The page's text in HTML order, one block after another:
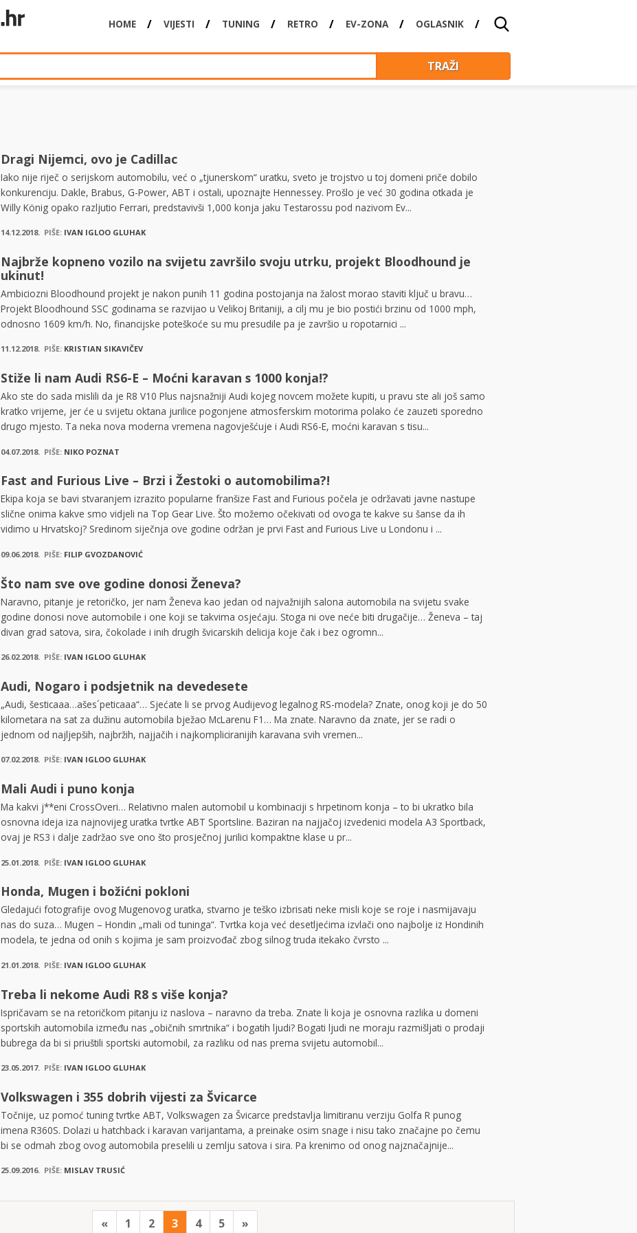
HOME VIJESTI TUNING RETRO EV-ZONA OGLASNIK
Dragi Nijemci, ovo je Cadillac
Iako nije riječ o serijskom automobilu, već o „tjunerskom“ uratku, sveto je trojstvo u toj domeni priče dobilo
konkurenciju. Dakle, Brabus, G-Power, ABT i ostali, upoznajte Hennessey. Prošlo je već 30 godina otkada je
Willy König opako razljutio Ferrari, predstavivši 1,000 konja jaku Testarossu pod nazivom Ev...
14.12.2018. PIŠE: IVAN IGLOO GLUHAK
Najbrže kopneno vozilo na svijetu završilo svoju utrku, projekt Bloodhound je
ukinut!
Ambiciozni Bloodhound projekt je nakon punih 11 godina postojanja na žalost morao staviti ključ u bravu…
Projekt Bloodhound SSC godinama se razvijao u Velikoj Britaniji, a cilj mu je bio postići brzinu od 1000 mph,
odnosno 1609 km/h. No, financijske poteškoće su mu presudile pa je završio u ropotarnici ...
11.12.2018. PIŠE: KRISTIAN SIKAVIČEV
Stiže li nam Audi RS6-E – Moćni karavan s 1000 konja!?
Ako ste do sada mislili da je R8 V10 Plus najsnažniji Audi kojeg novcem možete kupiti, u pravu ste ali još samo
kratko vrijeme, jer će u svijetu oktana jurilice pogonjene atmosferskim motorima polako će zauzeti sporedno
drugo mjesto. Ta neka nova moderna vremena nagovješćuje i Audi RS6-E, moćni karavan s tisu...
04.07.2018. PIŠE: NIKO POZNAT
Fast and Furious Live – Brzi i Žestoki o automobilima?!
Ekipa koja se bavi stvaranjem izrazito popularne franšize Fast and Furious počela je održavati javne nastupe
slične onima kakve smo vidjeli na Top Gear Live. Što možemo očekivati od ovoga te kakve su šanse da ih
vidimo u Hrvatskoj? Sredinom siječnja ove godine održan je prvi Fast and Furious Live u Londonu i ...
09.06.2018. PIŠE: FILIP GVOZDANOVIĆ
Što nam sve ove godine donosi Ženeva?
Naravno, pitanje je retoričko, jer nam Ženeva kao jedan od najvažnijih salona automobila na svijetu svake
godine donosi nove automobile i one koji se takvima osjećaju. Stoga ni ove neće biti drugačije… Ženeva – taj
divan grad satova, sira, čokolade i inih drugih švicarskih delicija koje čak i bez ogromn...
26.02.2018. PIŠE: IVAN IGLOO GLUHAK
Audi, Nogaro i podsjetnik na devedesete
„Audi, šesticaaa…ašes´peticaaa“… Sjećate li se prvog Audijevog legalnog RS-modela? Znate, onog koji je do 50
kilometara na sat za dužinu automobila bježao McLarenu F1… Ma znate. Naravno da znate, jer se radi o
jednom od najljepših, najbržih, najjačih i najkompliciranijih karavana svih vremen...
07.02.2018. PIŠE: IVAN IGLOO GLUHAK
Mali Audi i puno konja
Ma kakvi j**eni CrossOveri… Relativno malen automobil u kombinaciji s hrpetinom konja – to bi ukratko bila
osnovna ideja iza najnovijeg uratka tvrtke ABT Sportsline. Baziran na najjačoj izvedenici modela A3 Sportback,
ovaj je RS3 i dalje zadržao sve ono što prosječnoj jurilici kompaktne klase u pr...
25.01.2018. PIŠE: IVAN IGLOO GLUHAK
Honda, Mugen i božićni pokloni
Gledajući fotografije ovog Mugenovog uratka, stvarno je teško izbrisati neke misli koje se roje i nasmijavaju
nas do suza… Mugen – Hondin „mali od tuninga“. Tvrtka koja već desetljećima izvlači ono najbolje iz Hondinih
modela, te jedna od onih s kojima je sam proizvođač zbog silnog truda itekako čvrsto ...
21.01.2018. PIŠE: IVAN IGLOO GLUHAK
Treba li nekome Audi R8 s više konja?
Ispričavam se na retoričkom pitanju iz naslova – naravno da treba. Znate li koja je osnovna razlika u domeni
sportskih automobila između nas „običnih smrtnika“ i bogatih ljudi? Bogati ljudi ne moraju razmišljati o prodaji
bubrega da bi si priuštili sportski automobil, za razliku od nas prema svijetu automobil...
23.05.2017. PIŠE: IVAN IGLOO GLUHAK
Volkswagen i 355 dobrih vijesti za Švicarce
Točnije, uz pomoć tuning tvrtke ABT, Volkswagen za Švicarce predstavlja limitiranu verziju Golfa R punog
imena R360S. Dolazi u hatchback i karavan varijantama, a preinake osim snage i nisu tako značajne po čemu
bi se odmah zbog ovog automobila preselili u zemlju satova i sira. Pa krenimo od onog najznačajnije...
25.09.2016. PIŠE: MISLAV TRUSIĆ
« 1 2 3 4 5 »